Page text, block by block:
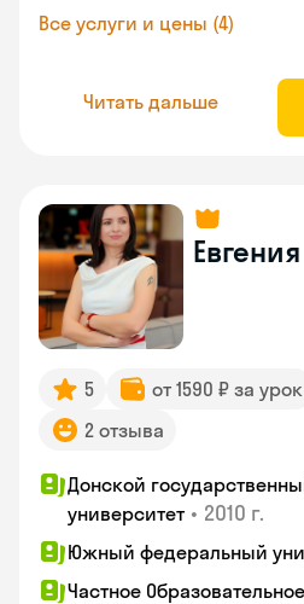
Все услуги и цены (4)
Читать дальше
Евгения
5 от 1590 ₽ за урок
2 отзыва
Донской
университет • 2010 г.
Южный федеральный
Частное